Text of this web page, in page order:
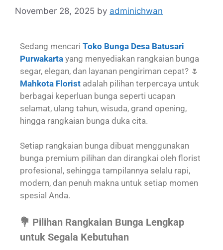
November 28, 2025 by adminichwan
Sedang mencari Toko Bunga Desa Batusari
Purwakarta yang menyediakan rangkaian bunga
segar, elegan, dan layanan pengiriman cepat? 🌷
Mahkota Florist adalah pilihan terpercaya untuk
berbagai keperluan bunga seperti ucapan
selamat, ulang tahun, wisuda, grand opening,
hingga rangkaian bunga duka cita.
Setiap rangkaian bunga dibuat menggunakan
bunga premium pilihan dan dirangkai oleh florist
profesional, sehingga tampilannya selalu rapi,
modern, dan penuh makna untuk setiap momen
spesial Anda.
💐 Pilihan Rangkaian Bunga Lengkap
untuk Segala Kebutuhan